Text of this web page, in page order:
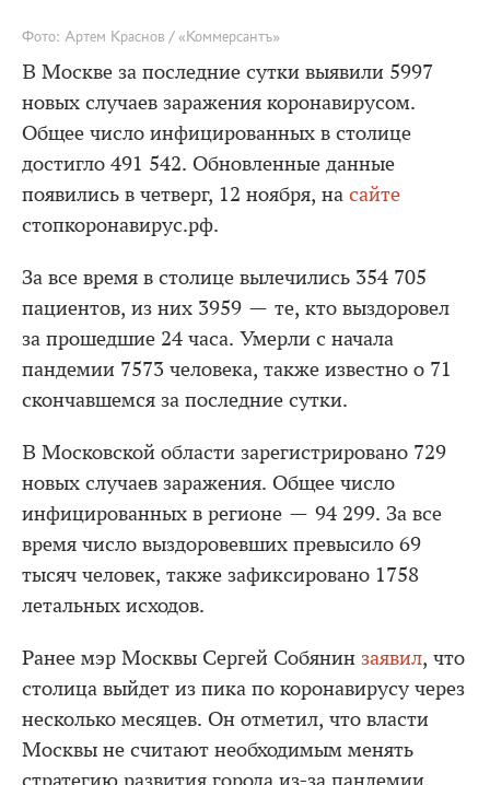
Фото: Артем Краснов / «Коммерсантъ»
В Москве за последние сутки выявили 5997
новых случаев заражения коронавирусом.
Общее число инфицированных в столице
достигло 491 542. Обновленные данные
появились в четверг, 12 ноября, на сайте
стопкоронавирус.рф.
За все время в столице вылечились 354 705
пациентов, из них 3959 — те, кто выздоровел
за прошедшие 24 часа. Умерли с начала
пандемии 7573 человека, также известно о 71
скончавшемся за последние сутки.
В Московской области зарегистрировано 729
новых случаев заражения. Общее число
инфицированных в регионе — 94 299. За все
время число выздоровевших превысило 69
тысяч человек, также зафиксировано 1758
летальных исходов.
Ранее мэр Москвы Сергей Собянин заявил, что
столица выйдет из пика по коронавирусу через
несколько месяцев. Он отметил, что власти
Москвы не считают необходимым менять